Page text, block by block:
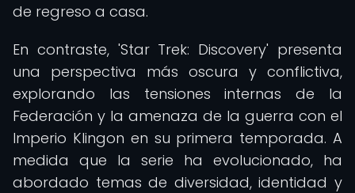
de regreso a casa.
En contraste, 'Star Trek: Discovery' presenta
una perspectiva más oscura y conflictiva,
explorando las tensiones internas de la
Federación y la amenaza de la guerra con el
Imperio Klingon en su primera temporada. A
medida que la serie ha evolucionado, ha
abordado temas de diversidad, identidad y